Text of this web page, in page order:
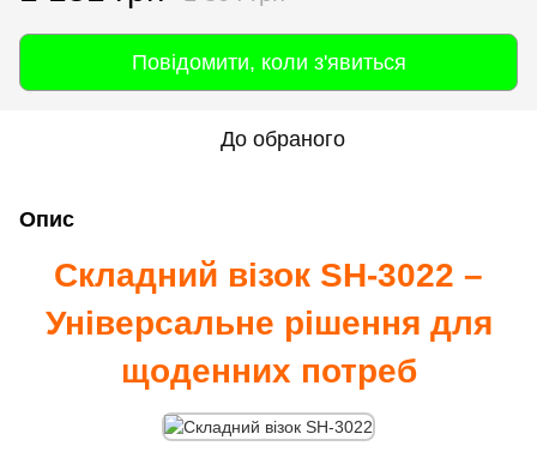
Повідомити, коли з'явиться
До обраного
Опис
Складний візок SH-3022 –
Універсальне рішення для
щоденних потреб